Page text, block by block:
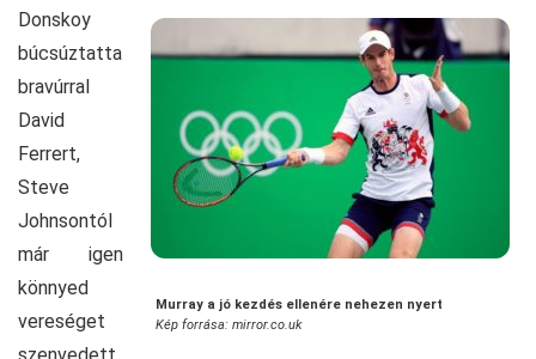
Murray a jó kezdés ellenére nehezen nyert
Kép forrása: mirror.co.uk
Donskoy
búcsúztatta
bravúrral
David
Ferrert,
Steve
Johnsontól
már igen
könnyed
vereséget